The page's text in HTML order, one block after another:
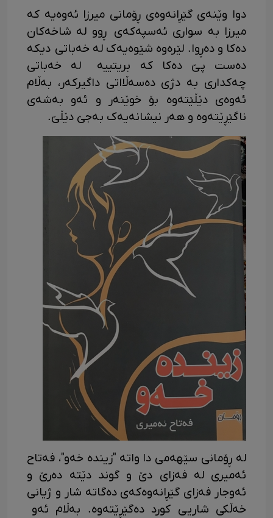
دوا وێنەی گێڕانەوەی ڕۆمانی میرزا ئەوەیە کە
میرزا بە سواری ئەسپەکەی ڕوو لە شاخەکان
دەکا و دەڕوا. لێرەوە شێوەیەک لە خەباتی دیکە
دەست پێ دەکا کە بریتییە لە خەباتی
چەکداری بە دژی دەسەڵااتی داگیرکەر، بەڵام
ئەوەی دێڵێتەوە بۆ خوێنەر و ئەو بەشەی
ناگێڕێتەوە و هەر نیشانەیەک بەجێ دێڵێ.
لە ڕۆمانی سێهەمی دا واتە "زیندە خەو"، فەتاح
ئەمیری لە فەزای دێ و گوند دێتە دەرێ و
ئەوجار فەزای گێڕانەوەکەی دەگاتە شار و ژیانی
خەڵکی شاریی کورد دەگێڕێتەوە. بەڵام ئەو